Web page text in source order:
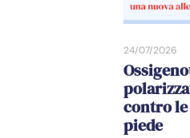
24/07/2026
contro
piede